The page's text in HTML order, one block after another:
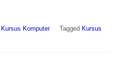
Kursus Komputer Tagged Kursus